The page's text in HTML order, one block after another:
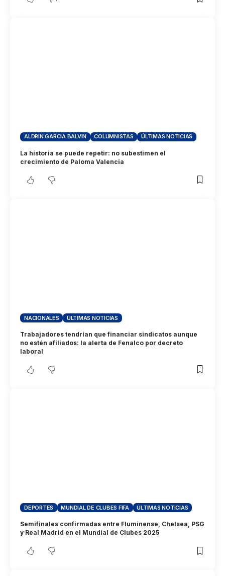
ALDRIN GARCIA BALVIN COLUMNISTAS ÚLTIMAS NOTICIAS
La historia se puede repetir: no subestimen el
crecimiento de Paloma Valencia
NACIONALES ÚLTIMAS NOTICIAS
Trabajadores tendrían que financiar sindicatos aunque
no estén afiliados: la alerta de Fenalco por decreto
laboral
DEPORTES MUNDIAL DE CLUBES FIFA ÚLTIMAS NOTICIAS
Semifinales confirmadas entre Fluminense, Chelsea, PSG
y Real Madrid en el Mundial de Clubes 2025